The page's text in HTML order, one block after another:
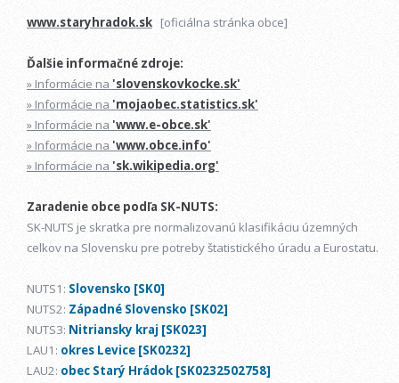
www.staryhradok.sk [oficiálna stránka obce]
Ďalšie informačné zdroje:
» Informácie na 'slovenskovkocke.sk'
» Informácie na 'mojaobec.statistics.sk'
» Informácie na 'www.e-obce.sk'
» Informácie na 'www.obce.info'
» Informácie na 'sk.wikipedia.org'
Zaradenie obce podľa SK-NUTS:
SK-NUTS je skratka pre normalizovanú klasifikáciu územných
celkov na Slovensku pre potreby štatistického úradu a Eurostatu.
NUTS1: Slovensko [SK0]
NUTS2: Západné Slovensko [SK02]
NUTS3: Nitriansky kraj [SK023]
LAU1: okres Levice [SK0232]
LAU2: obec Starý Hrádok [SK0232502758]